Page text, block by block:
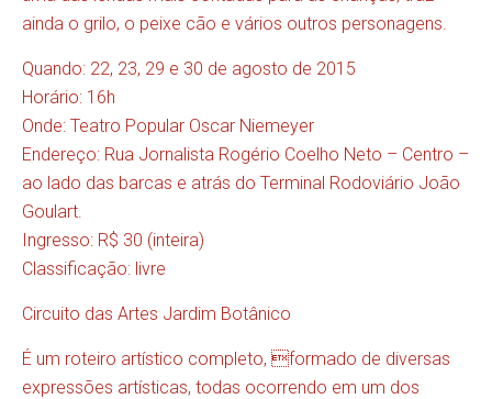
ainda o grilo, o peixe cão e vários outros personagens.
Quando: 22, 23, 29 e 30 de agosto de 2015
Horário: 16h
Onde: Teatro Popular Oscar Niemeyer
Endereço: Rua Jornalista Rogério Coelho Neto – Centro –
ao lado das barcas e atrás do Terminal Rodoviário João
Goulart.
Ingresso: R$ 30 (inteira)
Classificação: livre
Circuito das Artes Jardim Botânico
É um roteiro artístico completo, formado de diversas
expressões artísticas, todas ocorrendo em um dos